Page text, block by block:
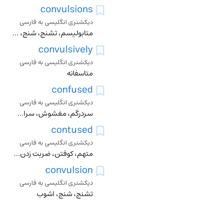
convulsions
دیکشنری انگلیسی به فارسی
متابولیسم، تشنج، شنج، تکان، اشوب
convulsively
دیکشنری انگلیسی به فارسی
متاسفانه
confused
دیکشنری انگلیسی به فارسی
سردرگم، مغشوش، سراسیمه، سرافکنده، ژولیده، خجل
contused
دیکشنری انگلیسی به فارسی
متهم، کوفتن، ضربت زدن، کوفته کردن، له کردن
convulsion
دیکشنری انگلیسی به فارسی
تشنج، شنج، اشوب